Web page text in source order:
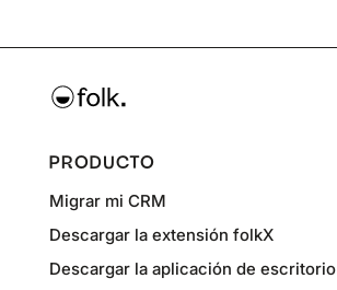
PRODUCTO
Migrar mi CRM
Descargar la extensión folkX
Descargar la aplicación de escritorio